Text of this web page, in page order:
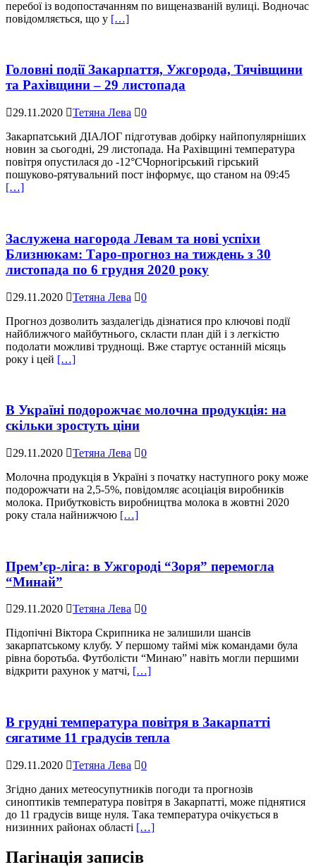
перебої із водопостачанням по вищеназваній вулиці. Водночас
повідомляється, що у […]
Головні події Закарпаття, Ужгорода, Тячівщини
та Рахівщини – 29 листопада
29.11.2020 Тетяна Лева
0
Закарпатський ДІАЛОГ підготував добірку найпопулярніших
новин за сьогодні, 29 листопада. На Рахівщині температура
повітря опустилася до -12°СЧорногірський гірський
пошуково-рятувальний пост інформує, що станом на 09:45
[…]
Заслужена нагорода Левам та нові успіхи
Близнюкам: Таро-прогноз на тиждень з 30
листопада по 6 грудня 2020 року
29.11.2020 Тетяна Лева
0
Прогноз дозволить заздалегідь дізнатися про ключові події
найближчого майбутнього, скласти план дій і з легкістю
подолати можливі труднощі. Вже стартує останній місяць
року і цей […]
В Україні подорожчає молочна продукція: на
скільки зростуть ціни
29.11.2020 Тетяна Лева
0
Молочна продукція в Україні з початку наступного року може
подорожчати на 2,5-5%, повідомляє асоціація виробників
молока. Прибутковість виробництва молока в жовтні 2020
року стала найнижчою […]
Прем’єр-ліга: в Ужгороді “Зоря” перемогла
“Минай”
29.11.2020 Тетяна Лева
0
Підопічні Віктора Скрипника не залишили шансів
закарпатському клубу. У першому таймі між командами була
рівна боротьба. Футболісти “Минаю” навіть могли першими
відкрити рахунок у матчі, […]
В грудні температура повітря в Закарпатті
сягатиме 11 градусів тепла
29.11.2020 Тетяна Лева
0
Згідно даних метеосупутників погоди та прогнозів
синоптиків температура повітря в Закарпатті, може піднятися
до 11 градусів вище нуля. Така температура очікується в
низинних районах області […]
Пагінація записів